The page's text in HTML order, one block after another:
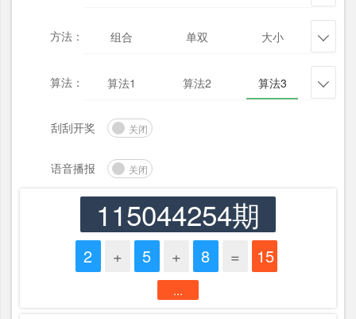
方法： 组合 单双 大小 
算法： 算法1 算法2 算法3 
刮刮开奖 关闭
语音播报 关闭
115044254期
2 + 5 + 8 = 15
...